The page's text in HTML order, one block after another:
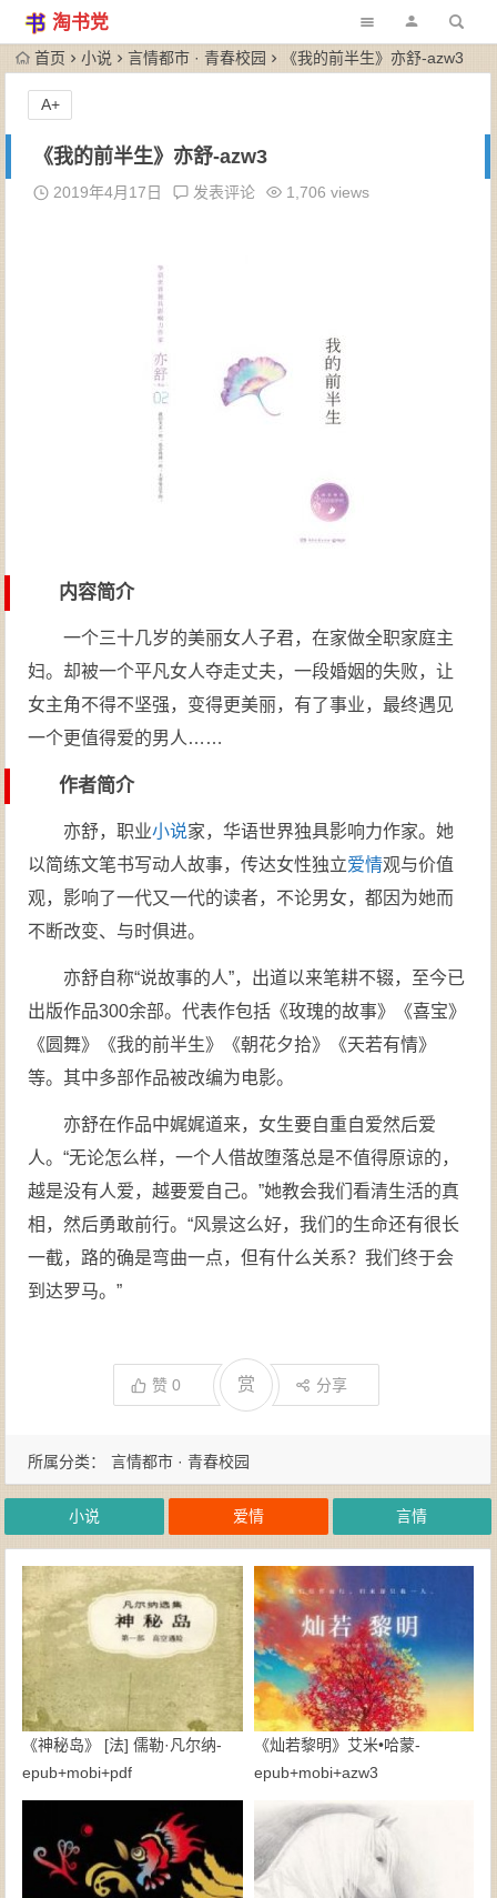
淘书党
首页 小说 言情都市 · 青春校园 《我的前半生》亦舒-azw3
《我的前半生》亦舒-azw3
2019年4月17日 发表评论 1,706 views
内容简介
一个三十几岁的美丽女人子君，在家做全职家庭主
妇。却被一个平凡女人夺走丈夫，一段婚姻的失败，让
女主角不得不坚强，变得更美丽，有了事业，最终遇见
一个更值得爱的男人……
作者简介
亦舒，职业小说家，华语世界独具影响力作家。她
以简练文笔书写动人故事，传达女性独立爱情观与价值
观，影响了一代又一代的读者，不论男女，都因为她而
不断改变、与时俱进。
亦舒自称“说故事的人”，出道以来笔耕不辍，至今已
出版作品300余部。代表作包括《玫瑰的故事》《喜宝》
《圆舞》《我的前半生》《朝花夕拾》《天若有情》
等。其中多部作品被改编为电影。
亦舒在作品中娓娓道来，女生要自重自爱然后爱
人。“无论怎么样，一个人借故堕落总是不值得原谅的，
越是没有人爱，越要爱自己。”她教会我们看清生活的真
相，然后勇敢前行。“风景这么好，我们的生命还有很长
一截，路的确是弯曲一点，但有什么关系？我们终于会
到达罗马。”
赞0 赏 分享
A+
所属分类： 言情都市 · 青春校园
小说 爱情 言情
《神秘岛》 [法] 儒勒·凡尔纳-
epub+mobi+pdf
《灿若黎明》艾米•哈蒙-
epub+mobi+azw3